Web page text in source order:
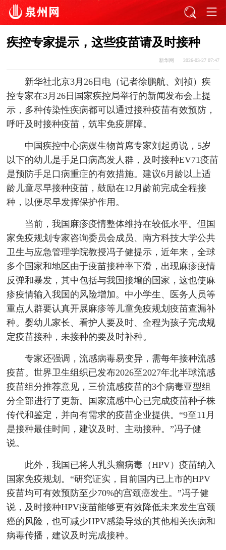
疾控专家提示，这些疫苗请及时接种
新华网 2026-03-27 07:47
新华社北京3月26日电（记者徐鹏航、刘祯）疾
控专家在3月26日国家疾控局举行的新闻发布会上提
示，多种传染性疾病都可以通过接种疫苗有效预防，
呼吁及时接种疫苗，筑牢免疫屏障。
中国疾控中心病媒生物首席专家刘起勇说，5岁
以下的幼儿是手足口病高发人群，及时接种EV71疫苗
是预防手足口病重症的有效措施。建议6月龄以上适
龄儿童尽早接种疫苗，鼓励在12月龄前完成全程接
种，以便尽早发挥保护作用。
当前，我国麻疹疫情整体维持在较低水平。但国
家免疫规划专家咨询委员会成员、南方科技大学公共
卫生与应急管理学院教授冯子健提示，近年来，全球
多个国家和地区由于疫苗接种率下滑，出现麻疹疫情
反弹和暴发，其中包括与我国接壤的国家，这也使麻
疹疫情输入我国的风险增加。中小学生、医务人员等
重点人群要认真开展麻疹等儿童免疫规划疫苗查漏补
种。婴幼儿家长、看护人要及时、全程为孩子完成规
定疫苗接种，未接种的要及时补种。
专家还强调，流感病毒易变异，需每年接种流感
疫苗。世界卫生组织已发布2026至2027年北半球流感
疫苗组分推荐意见，三价流感疫苗的3个病毒亚型组
分全部进行了更新。国家流感中心已完成疫苗种子株
传代和鉴定，并向有需求的疫苗企业提供。“9至11月
是接种最佳时间，建议及时、主动接种。”冯子健
说。
此外，我国已将人乳头瘤病毒（HPV）疫苗纳入
国家免疫规划。“研究证实，目前国内已上市的HPV
疫苗均可有效预防至少70%的宫颈癌发生。”冯子健
说，及时接种HPV疫苗能够更有效降低未来发生宫颈
癌的风险，也可减少HPV感染导致的其他相关疾病和
病毒传播，建议及时完成接种。